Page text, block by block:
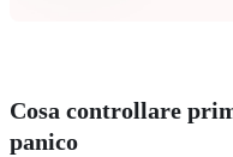
Cosa controllare
panico